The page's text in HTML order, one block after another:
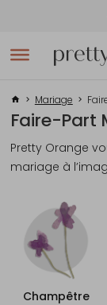
Mariage
Faire-Part
Pretty Orange
mariage à
Champêtre